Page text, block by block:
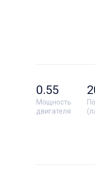
Мощность
двигателя
0.55